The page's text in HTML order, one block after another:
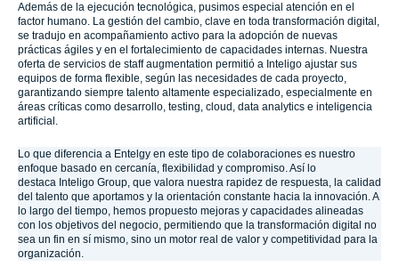
Además de la ejecución tecnológica, pusimos especial atención en el
factor humano. La gestión del cambio, clave en toda transformación digital,
se tradujo en acompañamiento activo para la adopción de nuevas
prácticas ágiles y en el fortalecimiento de capacidades internas. Nuestra
oferta de servicios de staff augmentation permitió a Inteligo ajustar sus
equipos de forma flexible, según las necesidades de cada proyecto,
garantizando siempre talento altamente especializado, especialmente en
áreas críticas como desarrollo, testing, cloud, data analytics e inteligencia
artificial.
Lo que diferencia a Entelgy en este tipo de colaboraciones es nuestro
enfoque basado en cercanía, flexibilidad y compromiso. Así lo
destaca Inteligo Group, que valora nuestra rapidez de respuesta, la calidad
del talento que aportamos y la orientación constante hacia la innovación. A
lo largo del tiempo, hemos propuesto mejoras y capacidades alineadas
con los objetivos del negocio, permitiendo que la transformación digital no
sea un fin en sí mismo, sino un motor real de valor y competitividad para la
organización.